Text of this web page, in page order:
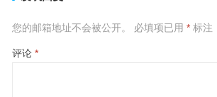
您的邮箱地址不会被公开。 必填项已用 *标注
评论 *